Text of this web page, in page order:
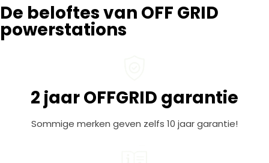
De beloftes van OFF GRID
powerstations
2 jaar OFFGRID garantie
Sommige merken geven zelfs 10 jaar garantie!